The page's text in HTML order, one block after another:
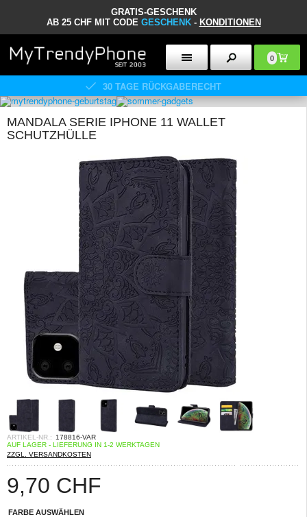
GRATIS-GESCHENK
AB 25 CHF MIT CODE GESCHENK- KONDITIONEN
0
30 TAGE RÜCKGABERECHT
MANDALA SERIE IPHONE 11 WALLET
SCHUTZHÜLLE
ARTIKEL-NR.:
178816-VAR
AUF LAGER - LIEFERUNG IN 1-2 WERKTAGEN
ZZGL. VERSANDKOSTEN
9,70 CHF
FARBE AUSWÄHLEN